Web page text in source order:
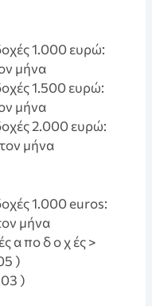
1.000 ευρώ:
μήνα
1.500 ευρώ:
μήνα
2.000 ευρώ:
μήνα
1.000 euros:
μήνα
α πο δ ο χ ές >
)
)